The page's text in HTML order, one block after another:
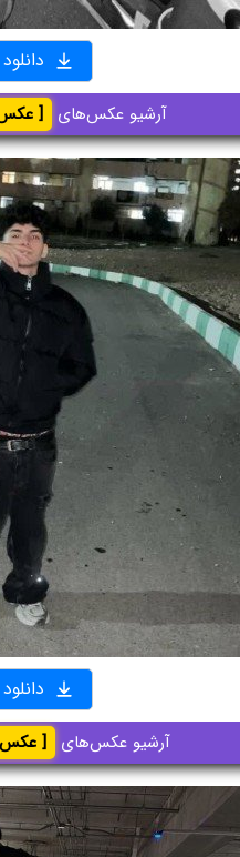
آرشیو عکس‌های [ عکس
آرشیو عکس‌های [ عکس